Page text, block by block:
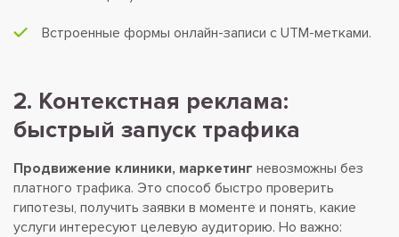
Встроенные формы онлайн-записи с UTM-метками.
2. Контекстная реклама:
быстрый запуск трафика
Продвижение клиники, маркетинг невозможны без
платного трафика. Это способ быстро проверить
гипотезы, получить заявки в моменте и понять, какие
услуги интересуют целевую аудиторию. Но важно: